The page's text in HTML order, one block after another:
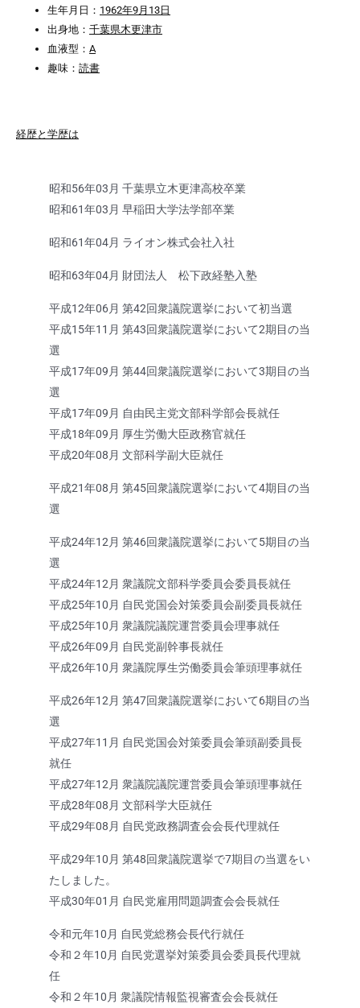
生年月日： 1962年9月13日
出身地： 千葉県木更津市
血液型： A
趣味： 読書
経歴と学歴は
昭和56年03月 千葉県立木更津高校卒業
昭和61年03月 早稲田大学法学部卒業
昭和61年04月 ライオン株式会社入社
昭和63年04月 財団法人 松下政経塾入塾
平成12年06月 第42回衆議院選挙において初当選
平成15年11月 第43回衆議院選挙において2期目の当
選
平成17年09月 第44回衆議院選挙において3期目の当
選
平成17年09月 自由民主党文部科学部会長就任
平成18年09月 厚生労働大臣政務官就任
平成20年08月 文部科学副大臣就任
平成21年08月 第45回衆議院選挙において4期目の当
選
平成24年12月 第46回衆議院選挙において5期目の当
選
平成24年12月 衆議院文部科学委員会委員長就任
平成25年10月 自民党国会対策委員会副委員長就任
平成25年10月 衆議院議院運営委員会理事就任
平成26年09月 自民党副幹事長就任
平成26年10月 衆議院厚生労働委員会筆頭理事就任
平成26年12月 第47回衆議院選挙において6期目の当
選
平成27年11月 自民党国会対策委員会筆頭副委員長
就任
平成27年12月 衆議院議院運営委員会筆頭理事就任
平成28年08月 文部科学大臣就任
平成29年08月 自民党政務調査会会長代理就任
平成29年10月 第48回衆議院選挙で7期目の当選をい
たしました。
平成30年01月 自民党雇用問題調査会会長就任
令和元年10月 自民党総務会長代行就任
令和２年10月 自民党選挙対策委員会委員長代理就
任
令和２年10月 衆議院情報監視審査会会長就任